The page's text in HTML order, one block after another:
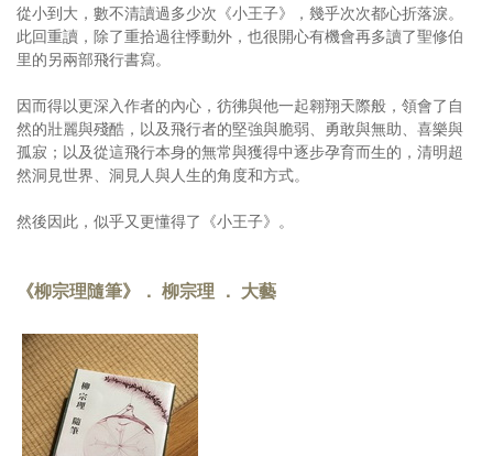
從小到大，數不清讀過多少次《小王子》，幾乎次次都心折落淚。
此回重讀，除了重拾過往悸動外，也很開心有機會再多讀了聖修伯
里的另兩部飛行書寫。
因而得以更深入作者的內心，彷彿與他一起翱翔天際般，領會了自
然的壯麗與殘酷，以及飛行者的堅強與脆弱、勇敢與無助、喜樂與
孤寂；以及從這飛行本身的無常與獲得中逐步孕育而生的，清明超
然洞見世界、洞見人與人生的角度和方式。
然後因此，似乎又更懂得了《小王子》。
《柳宗理隨筆》． 柳宗理 ． 大藝